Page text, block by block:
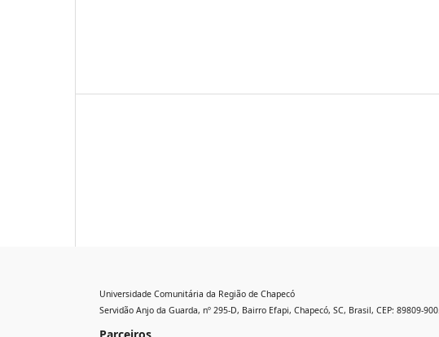
Universidade Comunitária da Região de Chapecó
Servidão Anjo da Guarda, nº 295-D, Bairro Efapi, Chapecó, SC, Brasil, CEP: 89809-900.